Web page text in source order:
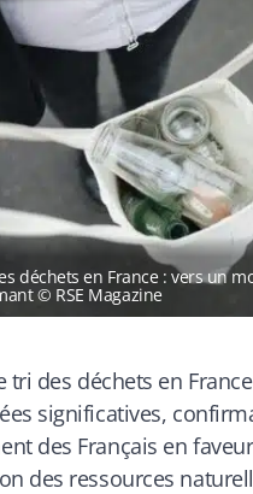
déchets en France : vers un
© RSE Magazine
tri des déchets en
significatives,
des Français en
des ressources